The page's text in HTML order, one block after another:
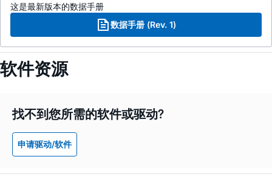
这是最新版本的数据手册
数据手册 (Rev. 1)
软件资源
找不到您所需的软件或驱动?
申请驱动/软件